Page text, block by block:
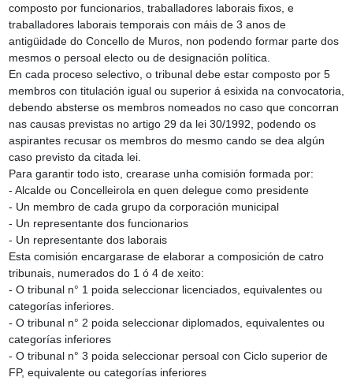
composto por funcionarios, traballadores laborais fixos, e
traballadores laborais temporais con máis de 3 anos de
antigüidade do Concello de Muros, non podendo formar parte dos
mesmos o persoal electo ou de designación política.
En cada proceso selectivo, o tribunal debe estar composto por 5
membros con titulación igual ou superior á esixida na convocatoria,
debendo absterse os membros nomeados no caso que concorran
nas causas previstas no artigo 29 da lei 30/1992, podendo os
aspirantes recusar os membros do mesmo cando se dea algún
caso previsto da citada lei.
Para garantir todo isto, crearase unha comisión formada por:
‑ Alcalde ou Concelleirola en quen delegue como presidente
‑ Un membro de cada grupo da corporación municipal
‑ Un representante dos funcionarios
‑ Un representante dos laborais
Esta comisión encargarase de elaborar a composición de catro
tribunais, numerados do 1 ó 4 de xeito:
‑ O tribunal n° 1 poida seleccionar licenciados, equivalentes ou
categorías inferiores.
‑ O tribunal n° 2 poida seleccionar diplomados, equivalentes ou
categorías inferiores
‑ O tribunal n° 3 poida seleccionar persoal con Ciclo superior de
FP, equivalente ou categorías inferiores